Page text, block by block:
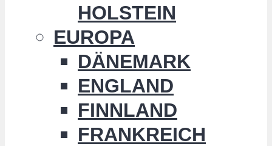
HOLSTEIN
EUROPA
DÄNEMARK
ENGLAND
FINNLAND
FRANKREICH